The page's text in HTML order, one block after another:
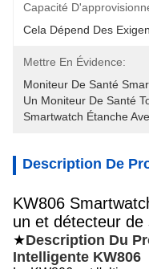
Capacité
Cela Dépend Des
Mettre En Évidence:
Moniteur De Santé
Un Moniteur De Santé
Smartwatch Étanche
Description De
KW806
un et détecteur de
★Description Du
Intelligente KW806